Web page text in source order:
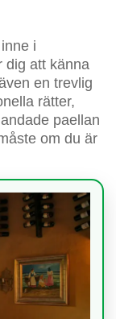
i
dig att känna
en trevlig
rätter,
paellan
om du är